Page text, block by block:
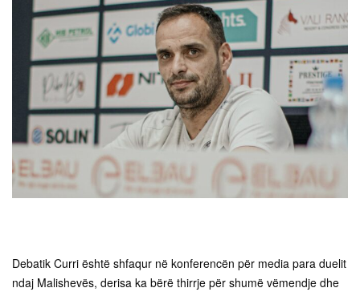
Debatik Curri është shfaqur në konferencën për media para duelit
ndaj Malishevës, derisa ka bërë thirrje për shumë vëmendje dhe